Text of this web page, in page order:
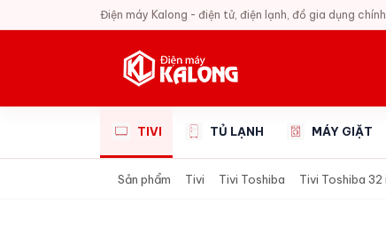
Điện máy Kalong - điện tử, điện lạnh, đồ gia dụng
TIVI TỦ LẠNH MÁY GIẶT
Sản phẩm Tivi Tivi Toshiba Tivi Toshiba 32